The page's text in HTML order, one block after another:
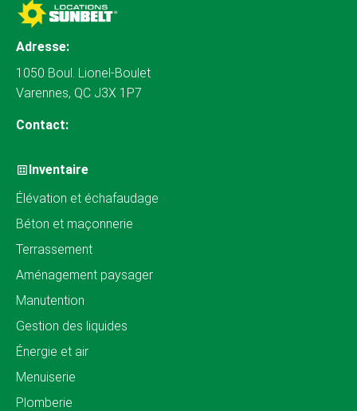
Adresse:
1050 Boul. Lionel-Boulet
Varennes, QC J3X 1P7
Contact:
Inventaire
Élévation et échafaudage
Béton et maçonnerie
Terrassement
Aménagement paysager
Manutention
Gestion des liquides
Énergie et air
Menuiserie
Plomberie